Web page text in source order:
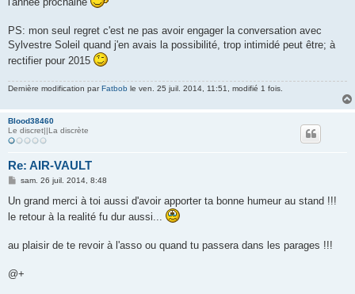
PS: mon seul regret c'est ne pas avoir engager la conversation avec
Sylvestre Soleil quand j'en avais la possibilité, trop intimidé peut être; à
rectifier pour 2015
Dernière modification parFatbob le ven. 25 juil. 2014, 11:51, modifié 1 fois.
Blood38460
Le discret||La discrète
Re: AIR-VAULT
M
s
a
sam. 26 juil. 2014, 8:48
Un grand merci à toi aussi d'avoir apporter ta bonne humeur au stand !!!
le retour à la realité fu dur aussi...
au plaisir de te revoir à l'asso ou quand tu passera dans les parages !!!
@+